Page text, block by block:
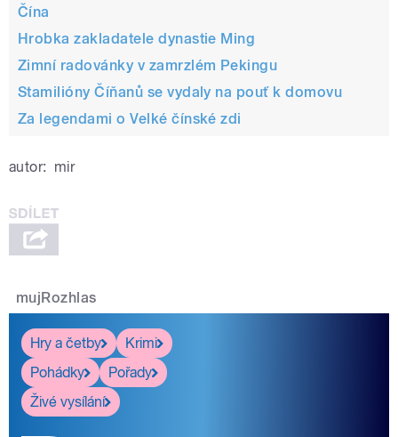
Čína
Hrobka zakladatele dynastie Ming
Zimní radovánky v zamrzlém Pekingu
Stamilióny Číňanů se vydaly na pouť k domovu
Za legendami o Velké čínské zdi
autor: mir
mujRozhlas
Hry a četby
Krimi
Pohádky
Pořady
Živé vysílání